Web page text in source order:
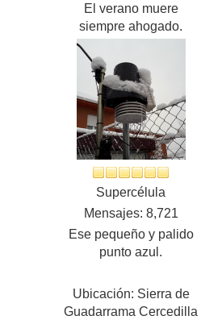
El verano muere
siempre ahogado.
Supercélula
Mensajes: 8,721
Ese pequeño y palido
punto azul.
Ubicación: Sierra de
Guadarrama Cercedilla